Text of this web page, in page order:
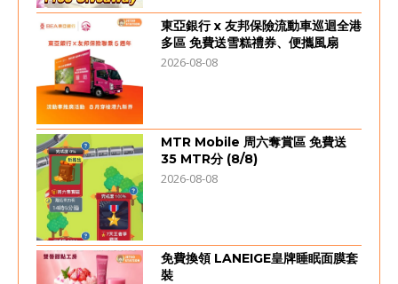
東亞銀行 x 友邦保險流動車巡迴全港
多區 免費送雪糕禮券、便攜風扇
2026-08-08
MTR Mobile 周六奪賞區 免費送
35 MTR分 (8/8)
2026-08-08
免費換領 LANEIGE皇牌睡眠面膜套
裝